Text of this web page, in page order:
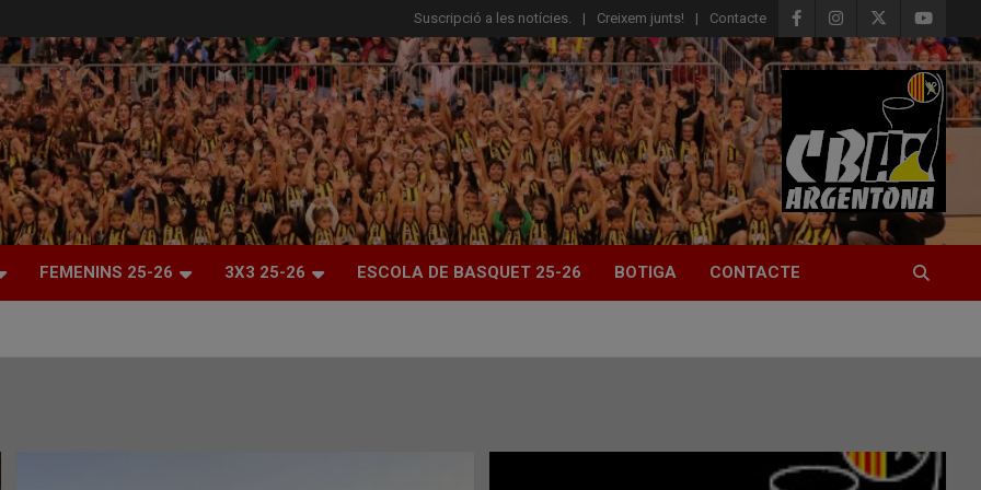
Suscripció a les notícies. Creixem junts! Contacte
FEMENINS 25-26 3X3 25-26 ESCOLA DE BASQUET 25-26 BOTIGA CONTACTE